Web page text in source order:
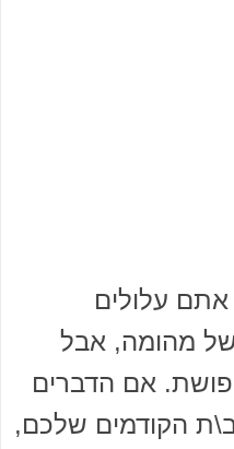
עלולים
מהומה, אבל
אם הדברים
הקודמים שלכם,